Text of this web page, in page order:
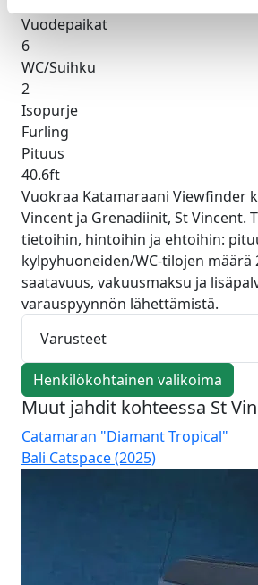
Vuodepaikat
6
WC/Suihku
2
Isopurje
Furling
Pituus
40.6ft
Vuokraa Katamaraani Viewfinder
Vincent ja Grenadiinit, St Vincent.
tietoihin, hintoihin ja ehtoihin:
kylpyhuoneiden/WC-tilojen määrä
saatavuus, vakuusmaksu ja
varauspyynnön lähettämistä.
Varusteet
Henkilökohtainen valikoima
Muut jahdit kohteessa St
Catamaran "Diamant Tropical"
Bali Catspace (2025)